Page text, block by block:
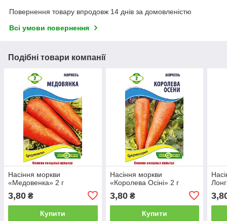
Повернення товару впродовж 14 днів за домовленістю
Всі умови повернення
Подібні товари компанії
Насіння моркви
«Медовенка» 2 г
3,80 ₴
Купити
Насіння моркви
«Королева Осіні» 2 г
3,80₴
Купити